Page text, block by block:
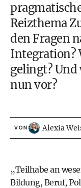
Reizthema
den Fragen
Integration?
gelingt? Und
nun vor?
VON Alexia
„Teilhabe an
Bildung, Beruf,